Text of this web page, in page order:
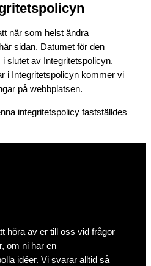
när som helst ändra
sidan. Datumet för den
slutet av Integritetspolicyn.
i Integritetspolicyn kommer vi
på webbplatsen.
integritetspolicy fastställdes
höra av er till oss vid frågor
om ni har en
idéer. Vi svarar alltid så